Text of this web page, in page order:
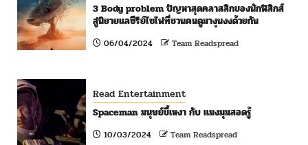
3 Body problem ปัญหาสุดคลาสสิกของนักฟิสิกส์
สู่นิยายแลซีรีย์ไซไฟที่ชวนคนดูมางุนงงด้วยกัน
06/04/2024 Team Readspread
Read Entertainment
Spaceman มนุษย์ขี้เหงา กับ แมงมุมสอดรู้
10/03/2024 Team Readspread